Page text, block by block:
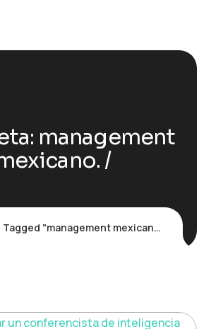
management
"management mexicano."